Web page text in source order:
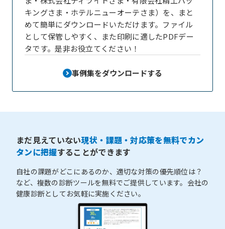
キングさま・ホテルニューオーテさま）を、まと
めて簡単にダウンロードいただけます。ファイル
として保管しやすく、また印刷に適したPDFデー
タです。是非お役立てください！
事例集をダウンロードする
まだ見えていない現状・課題・対応策を無料でカン
タンに把握することができます
自社の課題がどこにあるのか、適切な対策の優先順位は？
など、複数の診断ツールを無料でご提供しています。会社の
健康診断としてお気軽に実施ください。